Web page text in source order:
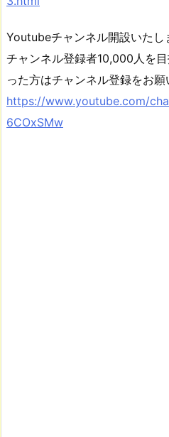
Youtubeチャンネル開設いたし
チャンネル登録者10,000人を
った方はチャンネル登録をお願
https://www.youtube.com/
6COxSMw